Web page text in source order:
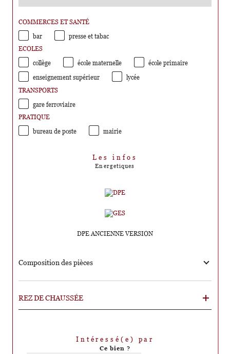
COMMERCES ET SANTÉ
bar
presse et tabac
ECOLES
collège
école maternelle école primaire
enseignement supérieur
lycée
TRANSPORTS
gare ferroviaire
PRATIQUE
bureau de poste
mairie
Les infos
Energetiques
DPE ANCIENNE VERSION
Composition des pièces
REZ DE CHAUSSÉE
Intéressé(e) par
Ce bien ?